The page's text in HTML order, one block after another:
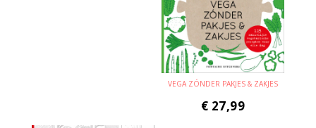
VEGA ZÓNDER PAKJES & ZAKJES
€ 27,99